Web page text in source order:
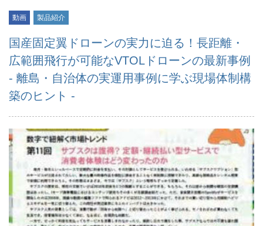
動画 製品紹介
国産固定翼ドローンの実力に迫る！長距離・
広範囲飛行が可能なVTOLドローンの最新事例
- 離島・自治体の実運用事例に学ぶ現場体制構
築のヒント -